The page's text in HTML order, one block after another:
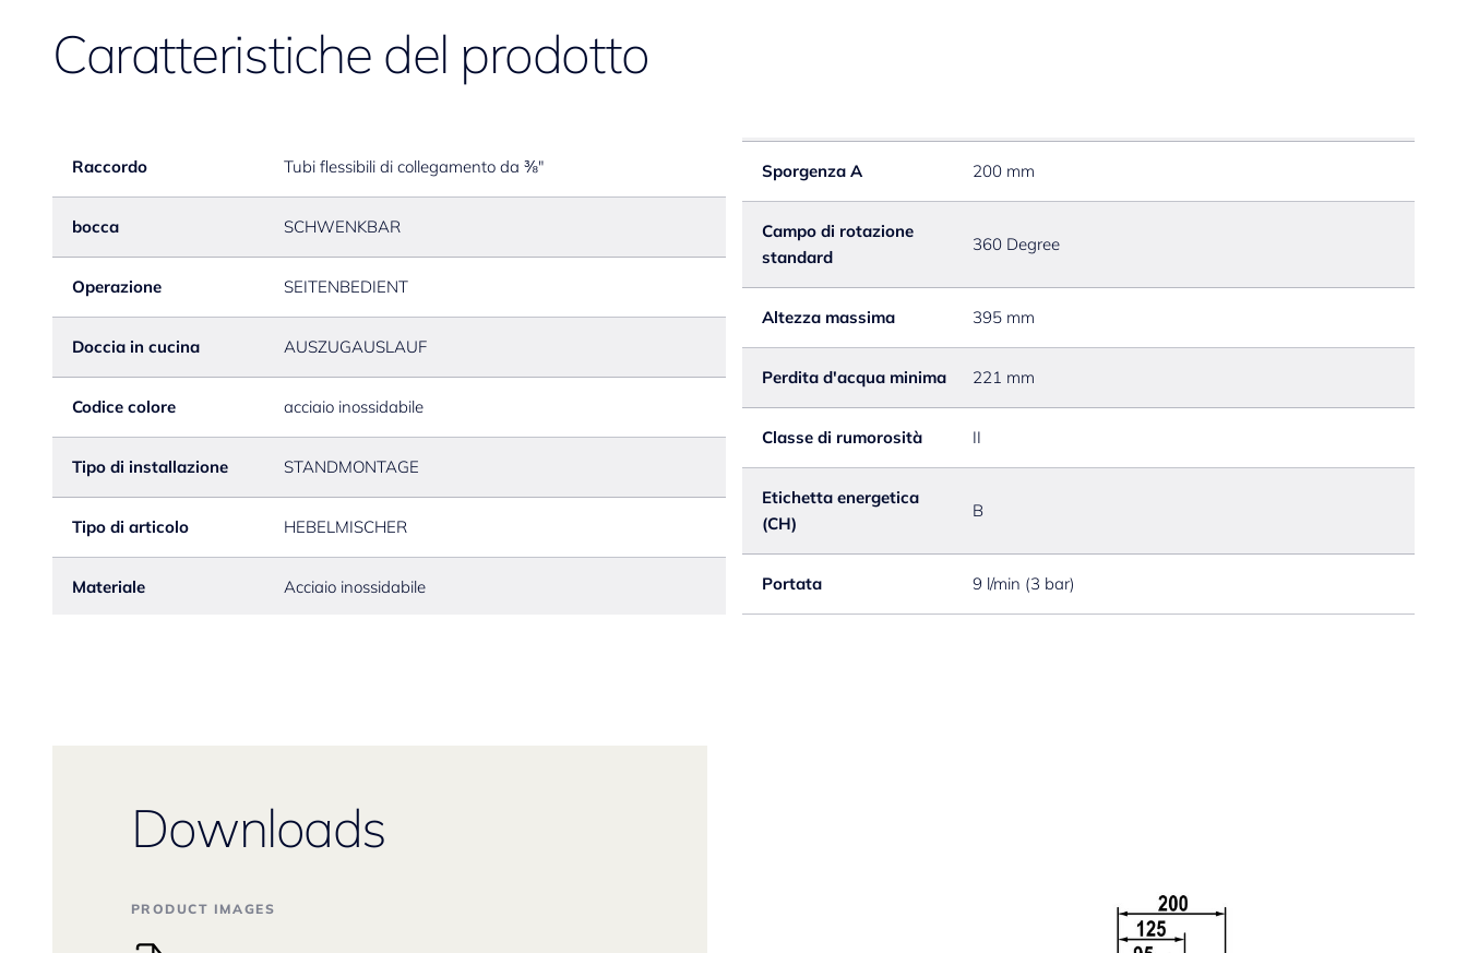
Caratteristiche del prodotto
Raccordo Tubi flessibili di collegamento da ⅜"
bocca SCHWENKBAR
Operazione SEITENBEDIENT
Doccia in cucina AUSZUGAUSLAUF
Codice colore acciaio inossidabile
Tipo di installazione STANDMONTAGE
Tipo di articolo HEBELMISCHER
Materiale Acciaio inossidabile
Sporgenza A 200 mm
Campo di rotazione
standard
360 Degree
Altezza massima 395 mm
Perdita d'acqua minima 221 mm
Classe di rumorosità II
Etichetta energetica
(CH)
B
Portata 9 l/min (3 bar)
Downloads
PRODUCT IMAGES